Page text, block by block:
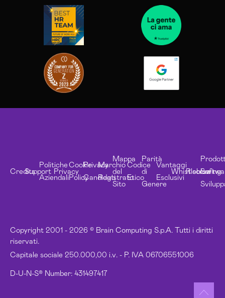
Copyright 2001 - 2026 © Brain Computing S.p.A. Tutti i diritti
riservati.
Capitale sociale 250.000,00 i.v. - P. IVA 06706551006
D-U-N-S® Number: 431497417
CreditsSupport
Politiche
Aziendali
Privacy
Cookie
Policy
Privacy
Candidati
Marchio
Registrato
Mappa
del
Sito
Codice
Etico
Parità
di
Genere
Vantaggi
Esclusivi
Whistleblowing
Risorse